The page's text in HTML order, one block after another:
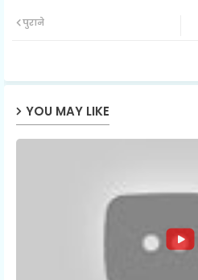
पुराने
YOU MAY LIKE